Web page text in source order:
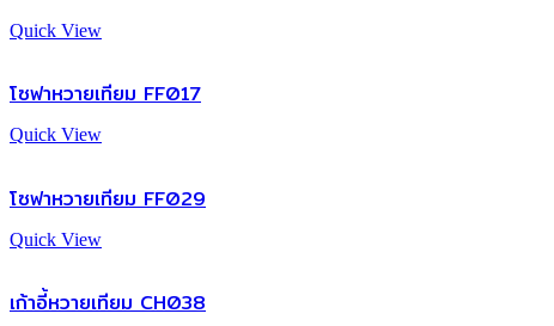
Quick View
โซฟาหวายเทียม FF017
Quick View
โซฟาหวายเทียม FF029
Quick View
เก้าอี้หวายเทียม CH038